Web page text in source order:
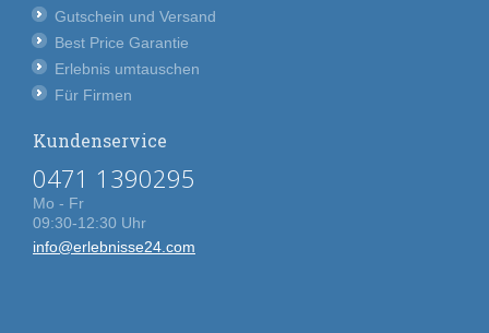
Gutschein und Versand
Best Price Garantie
Erlebnis umtauschen
Für Firmen
Kundenservice
0471 1390295
Mo - Fr
09:30-12:30 Uhr
info@erlebnisse24.com